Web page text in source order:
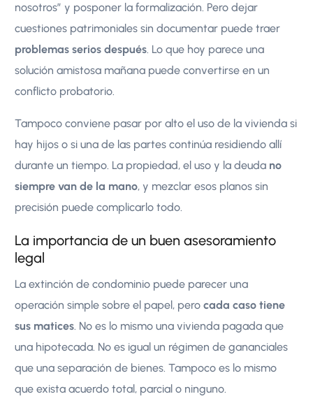
nosotros” y posponer la formalización. Pero dejar
cuestiones patrimoniales sin documentar puede traer
problemas serios después. Lo que hoy parece una
solución amistosa mañana puede convertirse en un
conflicto probatorio.
Tampoco conviene pasar por alto el uso de la vivienda si
hay hijos o si una de las partes continúa residiendo allí
durante un tiempo. La propiedad, el uso y la deuda no
siempre van de la mano, y mezclar esos planos sin
precisión puede complicarlo todo.
La importancia de un buen asesoramiento
legal
La extinción de condominio puede parecer una
operación simple sobre el papel, perocada caso tiene
sus matices. No es lo mismo una vivienda pagada que
una hipotecada. No es igual un régimen de gananciales
que una separación de bienes. Tampoco es lo mismo
que exista acuerdo total, parcial o ninguno.